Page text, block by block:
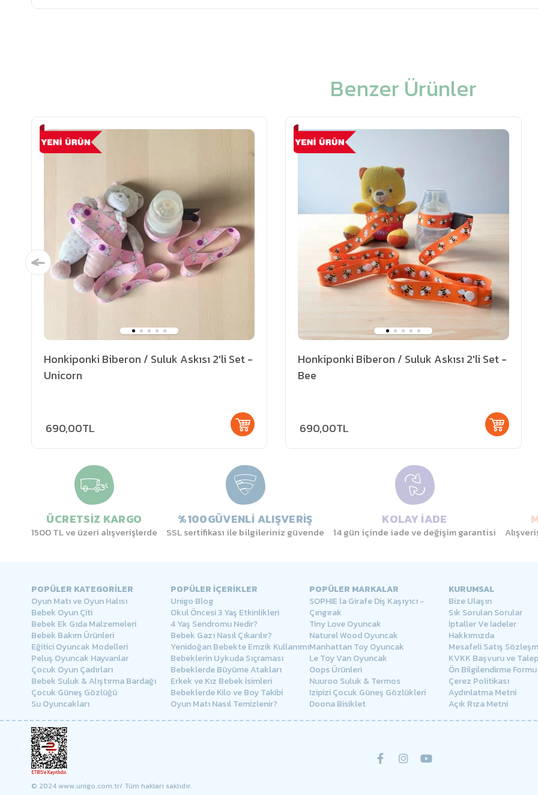
Benzer Ürünler
Honkiponki Biberon / Suluk Askısı 2'li Set -
Unicorn
690,00TL
Honkiponki Biberon / Suluk Askısı 2'li Set -
Bee
690,00TL
ÜCRETSİZ KARGO
1500 TL ve üzeri alışverişlerde
%100GÜVENLİ ALIŞVERİŞ
SSL sertifikası ile bilgileriniz güvende
KOLAY İADE
14 gün içinde iade ve değişim garantisi
POPÜLER KATEGORİLER
Oyun Matı ve Oyun Halısı
Bebek Oyun Çiti
Bebek Ek Gıda Malzemeleri
Bebek Bakım Ürünleri
Eğitici Oyuncak Modelleri
Peluş Oyuncak Hayvanlar
Çocuk Oyun Çadırları
Bebek Suluk & Alıştırma Bardağı
Çocuk Güneş Gözlüğü
Su Oyuncakları
POPÜLER İÇERİKLER
Unigo Blog
Okul Öncesi 3 Yaş Etkinlikleri
4 Yaş Sendromu Nedir?
Bebek Gazı Nasıl Çıkarılır?
Yenidoğan Bebekte Emzik Kullanımı
Bebeklerin Uykuda Sıçraması
Bebeklerde Büyüme Atakları
Erkek ve Kız Bebek İsimleri
Bebeklerde Kilo ve Boy Takibi
Oyun Matı Nasıl Temizlenir?
POPÜLER MARKALAR
SOPHIE la Girafe Diş Kaşıyıcı -
Çıngırak
Tiny Love Oyuncak
Naturel Wood Oyuncak
Manhattan Toy Oyuncak
Le Toy Van Oyuncak
Oops Ürünleri
Nuuroo Suluk & Termos
Izipizi Çocuk Güneş Gözlükleri
Doona Bisiklet
KURUMSAL
Bize Ulaşın
Sık Sorulan Sorular
İptaller Ve İadeler
Hakkımızda
Mesafeli Satış
KVKK Başvuru ve
Ön Bilgilendirme Formu
Çerez Politikası
Aydınlatma Metni
Açık Rıza Metni
© 2024 www.unigo.com.tr/ Tüm hakları saklıdır.